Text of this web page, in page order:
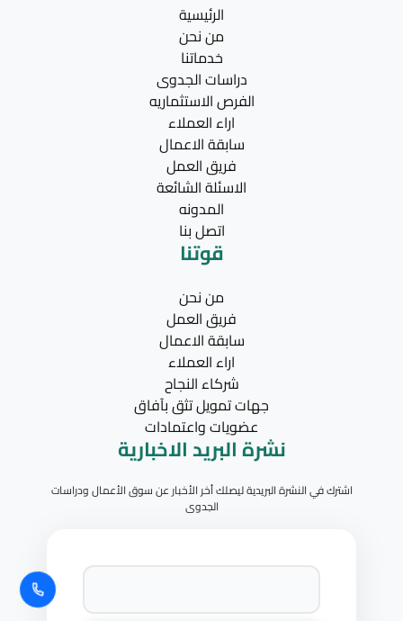
الرئيسية
من نحن
خدماتنا
دراسات الجدوى
الفرص الاستثماريه
اراء العملاء
سابقة الاعمال
فريق العمل
الاسئلة الشائعة
المدونه
اتصل بنا
قوتنا
من نحن
فريق العمل
سابقة الاعمال
اراء العملاء
شركاء النجاح
جهات تمويل تثق بآفاق
عضويات واعتمادات
نشرة البريد الاخبارية
اشترك في النشرة البريدية ليصلك أخر الأخبار عن سوق الأعمال ودراسات
الجدوى